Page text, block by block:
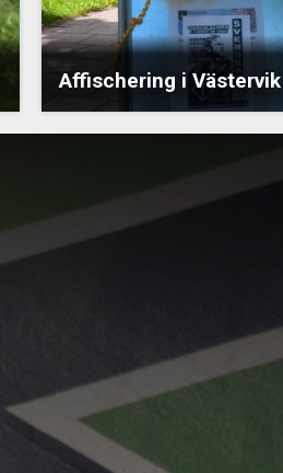
Affischering i Västervik